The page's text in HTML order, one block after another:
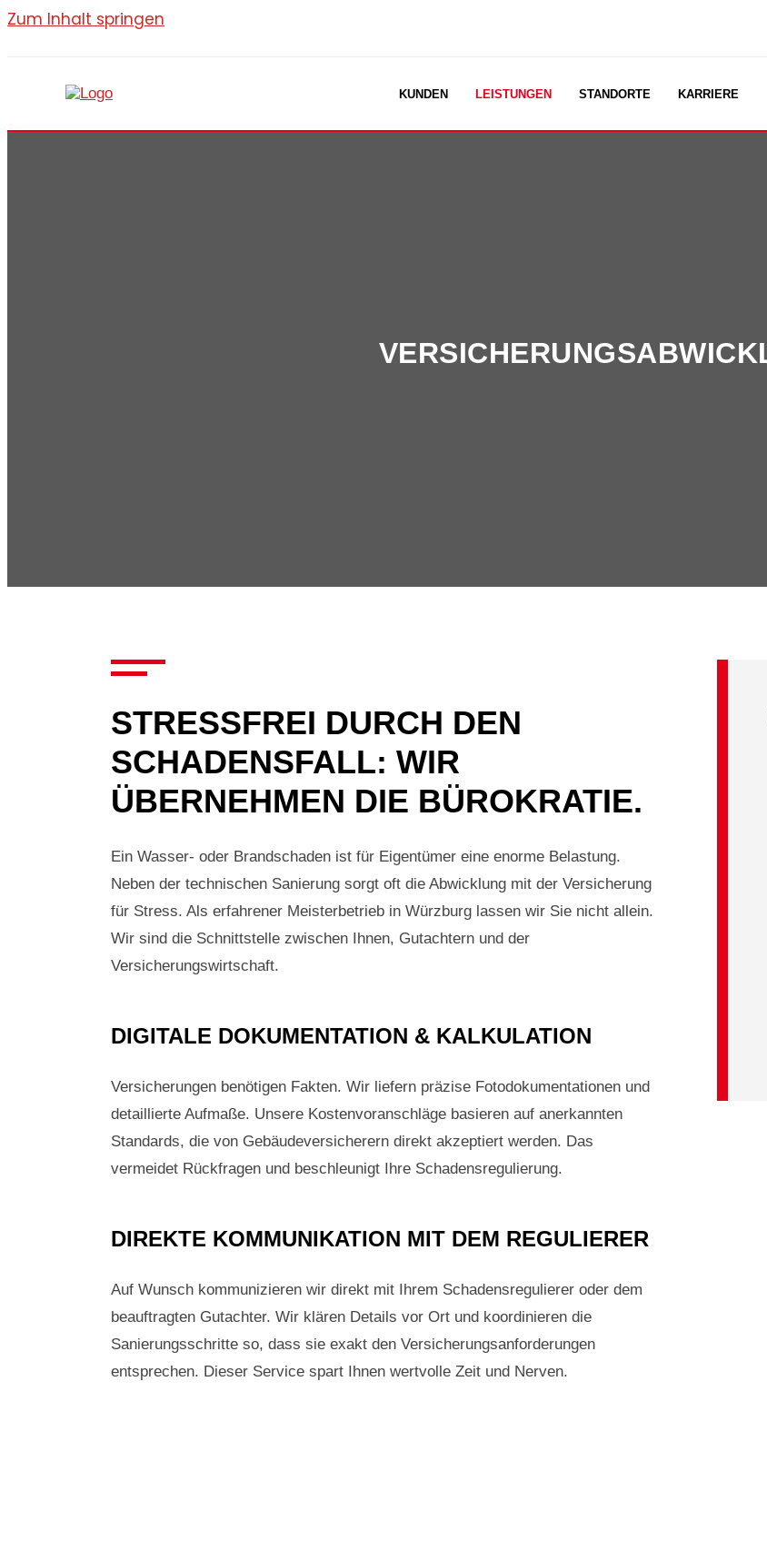
Zum Inhalt springen
KUNDEN LEISTUNGEN STANDORTE KARRIERE
STRESSFREI DURCH DEN
SCHADENSFALL: WIR
ÜBERNEHMEN DIE BÜROKRATIE.
Ein Wasser- oder Brandschaden ist für Eigentümer eine enorme Belastung.
Neben der technischen Sanierung sorgt oft die Abwicklung mit der Versicherung
für Stress. Als erfahrener Meisterbetrieb in Würzburg lassen wir Sie nicht allein.
Wir sind die Schnittstelle zwischen Ihnen, Gutachtern und der
Versicherungswirtschaft.
DIGITALE DOKUMENTATION & KALKULATION
Versicherungen benötigen Fakten. Wir liefern präzise Fotodokumentationen und
detaillierte Aufmaße. Unsere Kostenvoranschläge basieren auf anerkannten
Standards, die von Gebäudeversicherern direkt akzeptiert werden. Das
vermeidet Rückfragen und beschleunigt Ihre Schadensregulierung.
DIREKTE KOMMUNIKATION MIT DEM REGULIERER
Auf Wunsch kommunizieren wir direkt mit Ihrem Schadensregulierer oder dem
beauftragten Gutachter. Wir klären Details vor Ort und koordinieren die
Sanierungsschritte so, dass sie exakt den Versicherungsanforderungen
entsprechen. Dieser Service spart Ihnen wertvolle Zeit und Nerven.